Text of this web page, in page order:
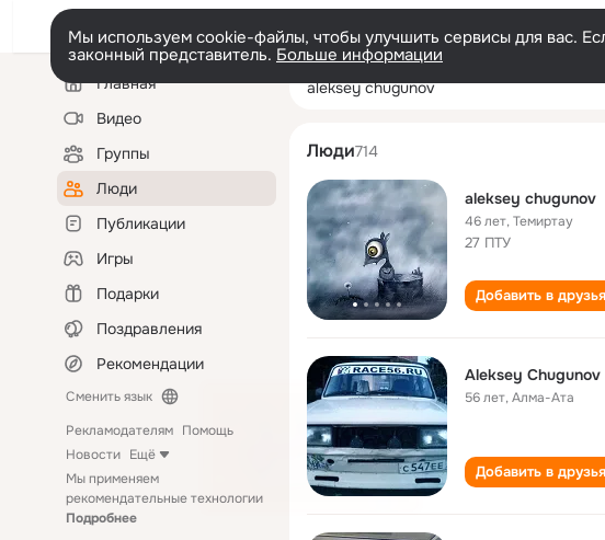
Мы используем cookie-файлы, чтобы улучшить сервисы для вас.
законный представитель. Больше информации
Левая
колонкаГлавная
Видео
Группы
Люди
Публикации
Игры
Подарки
Поздравления
Рекомендации
Сменить язык
Рекламодателям Помощь
Новости Ещё
Мы применяем
рекомендательные технологии
Подробнее
aleksey chugunov
Люди714
aleksey chugunov
46 лет,Темиртау
27 ПТУ
Добавить в друзья
Aleksey Chugunov
56 лет,Алма-Ата
Добавить в друзья